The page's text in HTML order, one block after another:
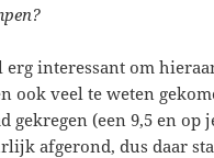
interessant om
ook veel te weten
gekregen (een 9,5 en op
afgerond, dus daar